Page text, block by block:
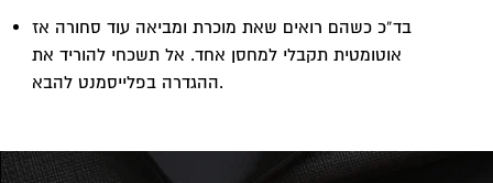
בד”כ כשהם רואים שאת מוכרת ומביאה עוד סחורה אז
אוטומטית תקבלי למחסן אחד. אל תשכחי להוריד את
ההגדרה בפלייסמנט להבא.